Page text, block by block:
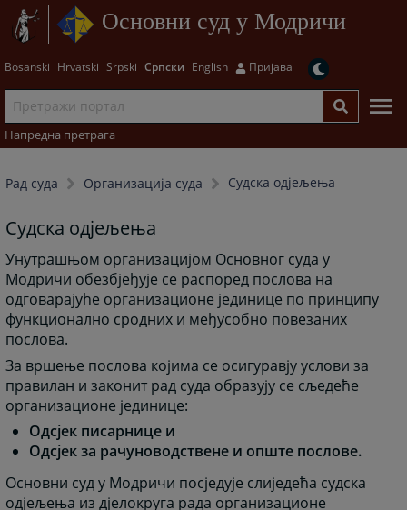
Основни суд у Модричи
Bosanski Hrvatski Srpski Српски English Пријава
Напредна претрага
Рад суда Организација суда Судска одјељења
Судска одјељења
Унутрашњом организацијом Основног суда у
Модричи обезбјеђује се распоред послова на
одговарајуће организационе јединице по принципу
функционално сродних и међусобно повезаних
послова.
За вршење послова којима се осигуравју услови за
правилан и законит рад суда образују се сљедеће
организационе јединице:
Одсјек писарнице и
Одсјек за рачуноводствене и опште послове.
Основни суд у Модричи посједује слиједећа судска
одјељења из дјелокруга рада организационе